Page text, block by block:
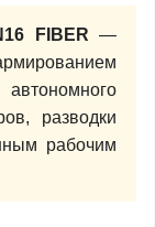
FIBER —
разводки
рабочим